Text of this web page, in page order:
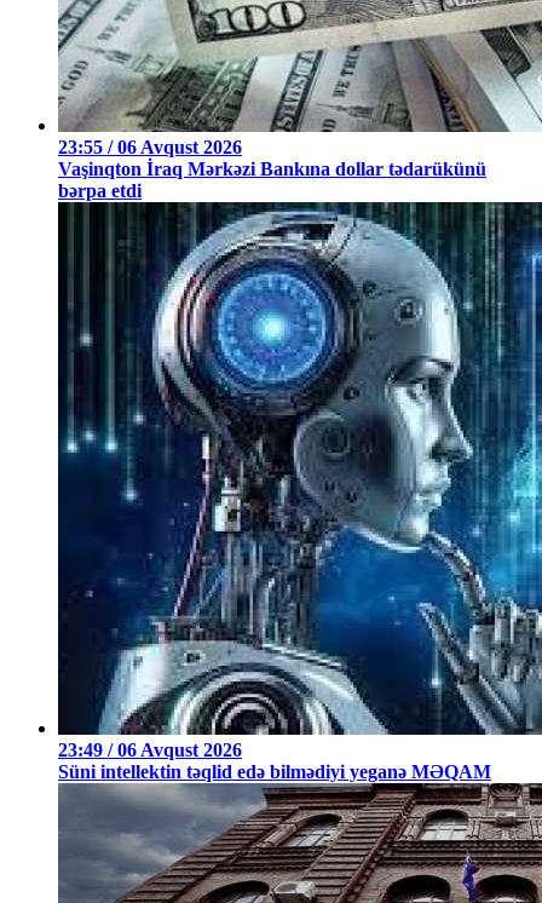
23:55 / 06 Avqust 2026
Vaşinqton İraq Mərkəzi Bankına dollar tədarükünü
bərpa etdi
23:49 / 06 Avqust 2026
Süni intellektin təqlid edə bilmədiyi yeganə MƏQAM